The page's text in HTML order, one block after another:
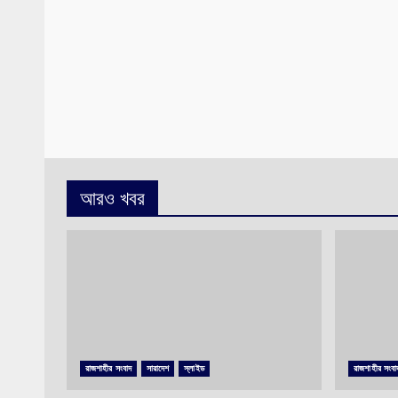
আরও খবর
রাজশাহীর সংবাদ সারাদেশ স্লাইড রাজশাহীর